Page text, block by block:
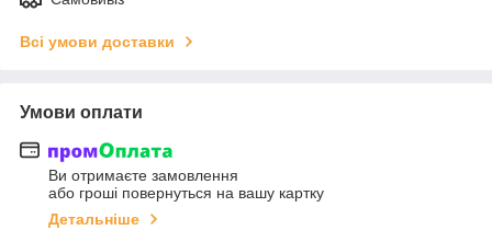
Всі умови доставки
Умови оплати
Ви отримаєте замовлення
або гроші повернуться на вашу картку
Детальніше